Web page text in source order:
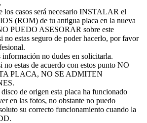
los casos será necesario INSTALAR el
(ROM) de tu antigua placa en la nueva
PUEDO ASESORAR sobre este
no estas seguro de poder hacerlo, por favor
información no dudes en solicitarla.
estas de acuerdo con estos punto NO
PLACA, NO SE ADMITEN
de origen esta placa ha funcionado
en las fotos, no obstante no puedo
su correcto funcionamiento cuando la